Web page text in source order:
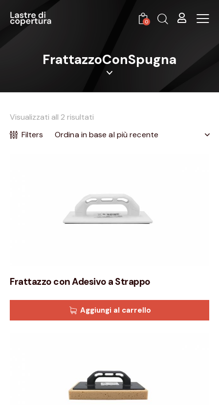
0
FrattazzoConSpugna
Visualizzati all 2 risultati
Filters
Frattazzo con Adesivo a Strappo
Aggiungi al carrello